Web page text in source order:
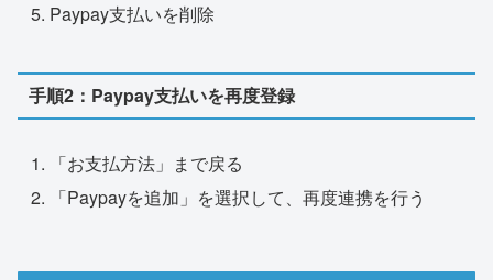
Paypay支払いを削除
手順2：Paypay支払いを再度登録
「お支払方法」まで戻る
「Paypayを追加」を選択して、再度連携を行う